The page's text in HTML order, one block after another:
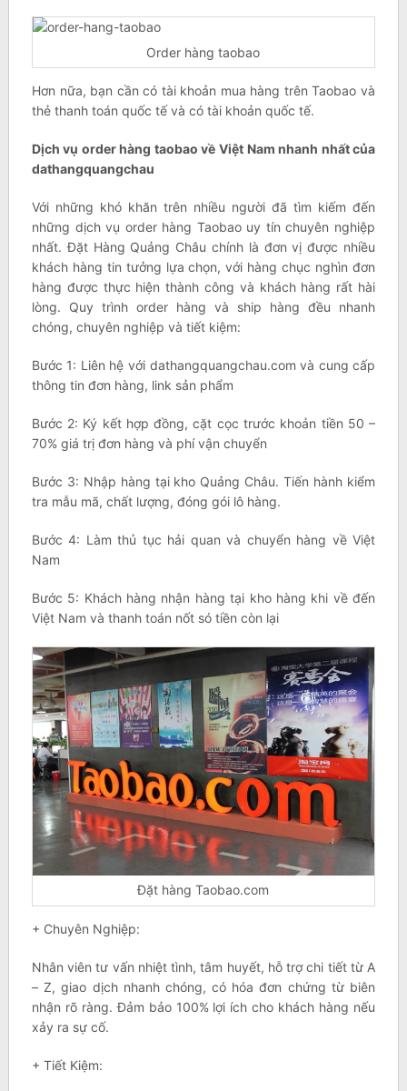
Order hàng taobao
Hơn nữa, bạn cần có tài khoản mua hàng trên Taobao và
thẻ thanh toán quốc tế và có tài khoản quốc tế.
Dịch vụ order hàng taobao về Việt Nam nhanh nhất của
dathangquangchau
Với những khó khăn trên nhiều người đã tìm kiếm đến
những dịch vụ order hàng Taobao uy tín chuyên nghiệp
nhất. Đặt Hàng Quảng Châu chính là đơn vị được nhiều
khách hàng tin tưởng lựa chọn, với hàng chục nghìn đơn
hàng được thực hiện thành công và khách hàng rất hài
lòng. Quy trình order hàng và ship hàng đều nhanh
chóng, chuyên nghiệp và tiết kiệm:
Bước 1: Liên hệ với dathangquangchau.com và cung cấp
thông tin đơn hàng, link sản phẩm
Bước 2: Ký kết hợp đồng, cặt cọc trước khoản tiền 50 –
70% giá trị đơn hàng và phí vận chuyển
Bước 3: Nhập hàng tại kho Quảng Châu. Tiến hành kiểm
tra mẫu mã, chất lượng, đóng gói lô hàng.
Bước 4: Làm thủ tục hải quan và chuyển hàng về Việt
Nam
Bước 5: Khách hàng nhận hàng tại kho hàng khi về đến
Việt Nam và thanh toán nốt só tiền còn lại
Đặt hàng Taobao.com
+ Chuyên Nghiệp:
Nhân viên tư vấn nhiệt tình, tâm huyết, hỗ trợ chi tiết từ A
– Z, giao dịch nhanh chóng, có hóa đơn chứng từ biên
nhận rõ ràng. Đảm bảo 100% lợi ích cho khách hàng nếu
xảy ra sự cố.
+ Tiết Kiệm: